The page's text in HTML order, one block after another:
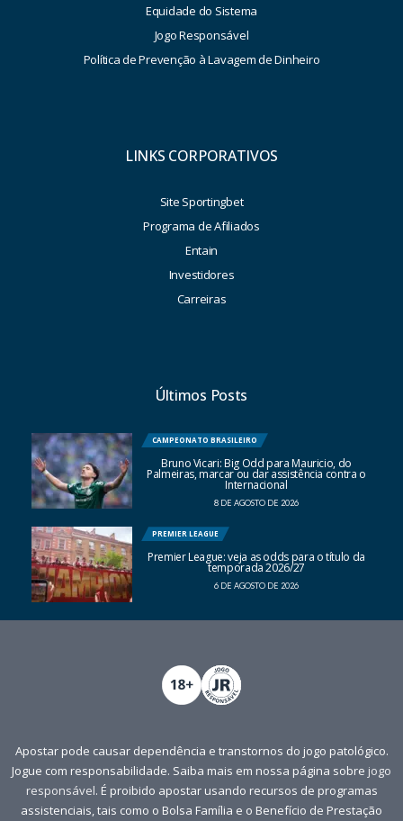
Equidade do Sistema
Jogo Responsável
Política de Prevenção à Lavagem de Dinheiro
LINKS CORPORATIVOS
Site Sportingbet
Programa de Afiliados
Entain
Investidores
Carreiras
Últimos Posts
CAMPEONATO BRASILEIRO
Bruno Vicari: Big Odd para Mauricio, do
Palmeiras, marcar ou dar assistência contra o
Internacional
8 DE AGOSTO DE 2026
PREMIER LEAGUE
Premier League: veja as odds para o título da
temporada 2026/27
6 DE AGOSTO DE 2026
Apostar pode causar dependência e transtornos do jogo patológico.
Jogue com responsabilidade. Saiba mais em nossa página sobre jogo
responsável. É proibido apostar usando recursos de programas
assistenciais, tais como o Bolsa Família e o Benefício de Prestação